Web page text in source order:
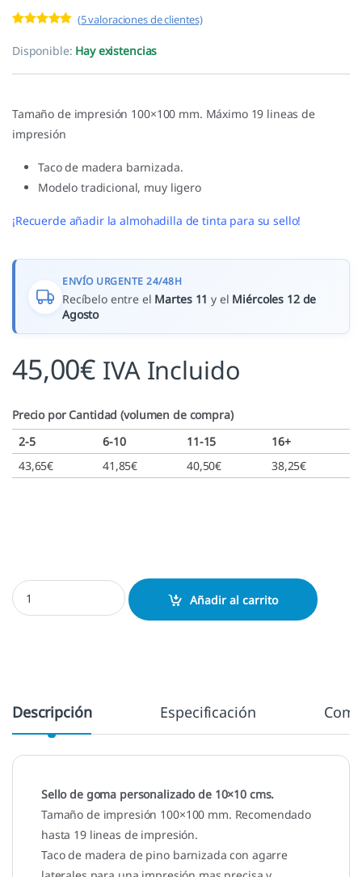
5.00de 5 en
base a
(5valoraciones de clientes)
Disponible: Hay existencias
Tamaño de impresión 100×100 mm. Máximo 19 lineas de
impresión
Taco de madera barnizada.
Modelo tradicional, muy ligero
¡Recuerde añadir la almohadilla de tinta para su sello!
ENVÍO URGENTE 24/48H
Recíbelo entre el Martes 11 y el Miércoles 12 de
Agosto
45,00€ IVA Incluido
Precio por Cantidad (volumen de compra)
2-5
6-10 11-15
16+
43,65€ 41,85€ 40,50€ 38,25€
Sello manual 100x100 mm. cantidad
Añadir al carrito
Descripción Especificación
Sello de goma personalizado de 10×10 cms.
Tamaño de impresión 100×100 mm. Recomendado
hasta 19 lineas de impresión.
Taco de madera de pino barnizada con agarre